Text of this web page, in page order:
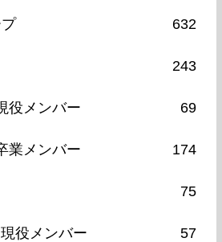
632
243
役メンバー 69
業メンバー 174
75
役メンバー 57